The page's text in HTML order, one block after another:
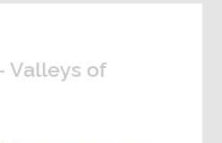
Valleys of